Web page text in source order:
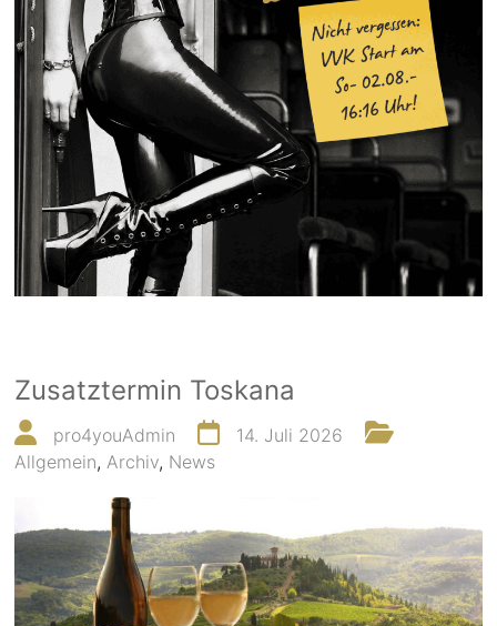
Zusatztermin Toskana
pro4youAdmin
14. Juli 2026
Allgemein, Archiv, News